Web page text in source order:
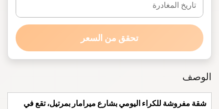
تاريخ المغادرة
تحقق من السعر
الوصف
شقة مفروشة للكراء اليومي بشارع ميرامار بمرتيل، تقع في